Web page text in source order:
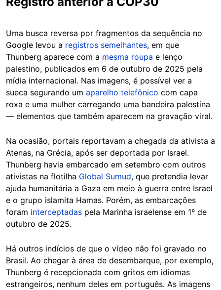
Uma busca reversa por fragmentos da sequência no
Google levou a registros semelhantes, em que
Thunberg aparece com a mesma roupa e lenço
palestino, publicados em 6 de outubro de 2025 pela
mídia internacional. Nas imagens, é possível ver a
sueca segurando um aparelho telefônico com capa
roxa e uma mulher carregando uma bandeira palestina
— elementos que também aparecem na gravação viral.
Na ocasião, portais reportavam a chegada da ativista a
Atenas, na Grécia, após ser deportada por Israel.
Thunberg havia embarcado em setembro com outros
ativistas na flotilha Global Sumud, que pretendia levar
ajuda humanitária a Gaza em meio à guerra entre Israel
e o grupo islamita Hamas. Porém, as embarcações
foram interceptadas pela Marinha israelense em 1º de
outubro de 2025.
Há outros indícios de que o vídeo não foi gravado no
Brasil. Ao chegar à área de desembarque, por exemplo,
Thunberg é recepcionada com gritos em idiomas
estrangeiros, nenhum deles em português. As imagens